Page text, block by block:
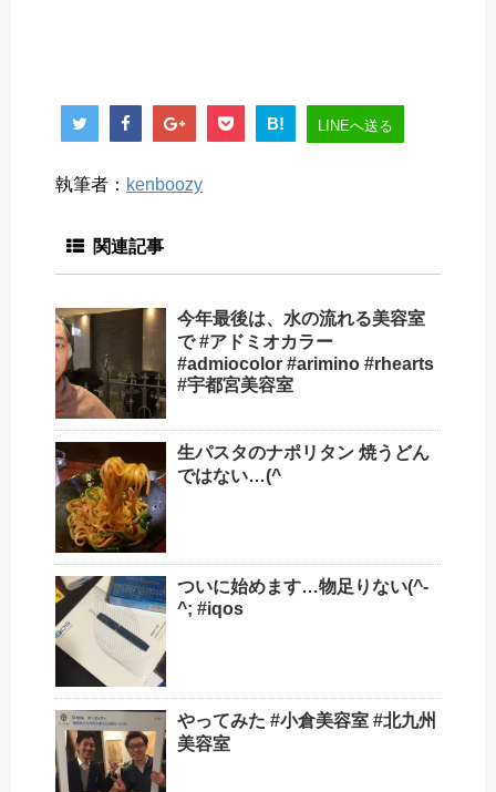
B! LINEへ送る
執筆者： kenboozy
関連記事
今年最後は、水の流れる美容室
で #アドミオカラー
#admiocolor #arimino #rhearts
#宇都宮美容室
生パスタのナポリタン 焼うどん
ではない…(^
ついに始めます…物足りない(^-
^; #iqos
やってみた #小倉美容室 #北九州
美容室